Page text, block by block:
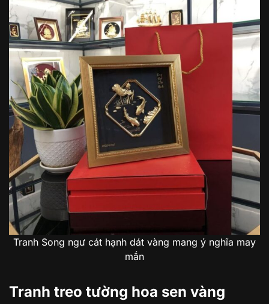
Tranh Song ngư cát hạnh dát vàng mang ý nghĩa may
mắn
Tranh treo tường hoa sen vàng